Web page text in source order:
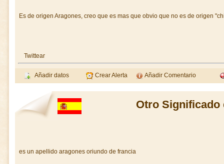
Es de origen Aragones, creo que es mas que obvio que no es de origen
Twittear
Añadir datos Crear Alerta Añadir Comentario
Otro Significado
es un apellido aragones oriundo de francia